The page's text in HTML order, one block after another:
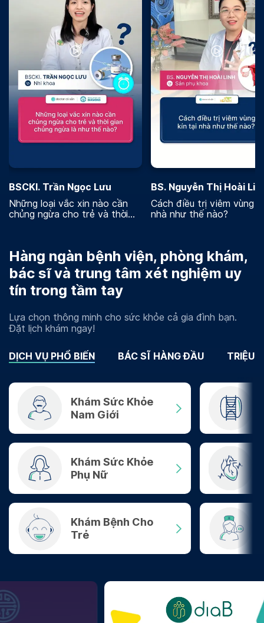
BSCKI. Trần Ngọc Lưu
Những loại vắc xin nào cần
chủng ngừa cho trẻ và thời
BS. Nguyễn Thị Hoài
Cách điều trị viêm vùng
nhà như thế nào?
Hàng ngàn bệnh viện, phòng khám,
bác sĩ và trung tâm xét nghiệm uy
tín trong tầm tay
Lựa chọn thông minh cho sức khỏe cả gia đình bạn.
Đặt lịch khám ngay!
DỊCH VỤ PHỔ BIẾN BÁC SĨ HÀNG ĐẦU TRIỆU
Khám Sức Khỏe
Nam Giới
Khám Sức Khỏe
Phụ Nữ
Khám Bệnh Cho
Trẻ